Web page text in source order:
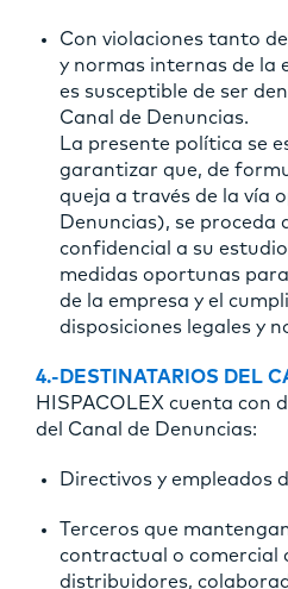
Con violaciones tanto
y normas internas de la
es susceptible de ser
Canal de Denuncias.
La presente política se
garantizar que, de
queja a través de la vía
Denuncias), se
confidencial a su
medidas oportunas
de la empresa y el
disposiciones legales y
4.-DESTINATARIOS DEL
HISPACOLEX cuenta con
del Canal de Denuncias:
Directivos y empleados
Terceros que
contractual o comercial
distribuidores,